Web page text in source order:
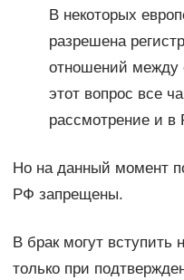
В некоторых
разрешена
отношений между
этот вопрос все
рассмотрение и в
Но на данный момент
РФ запрещены.
В брак могут вступить
только при